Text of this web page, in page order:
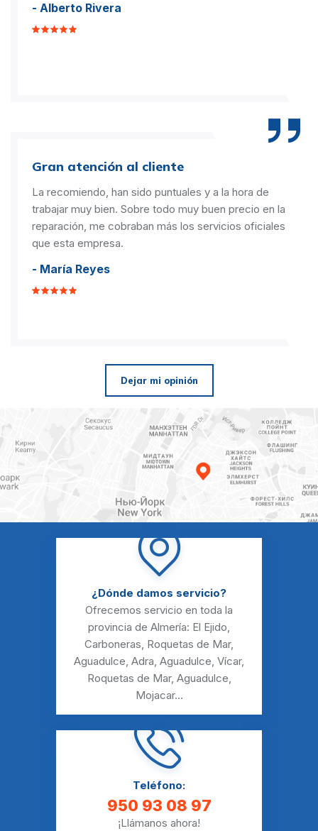
- Alberto Rivera
Gran atención al cliente
La recomiendo, han sido puntuales y a la hora de
trabajar muy bien. Sobre todo muy buen precio en la
reparación, me cobraban más los servicios oficiales
que esta empresa.
- María Reyes
Dejar mi opinión
¿Dónde damos servicio?
Ofrecemos servicio en toda la
provincia de Almería: El Ejido,
Carboneras, Roquetas de Mar,
Aguadulce, Adra, Aguadulce, Vícar,
Roquetas de Mar, Aguadulce,
Mojacar...
Teléfono:
950 93 08 97
¡Llámanos ahora!